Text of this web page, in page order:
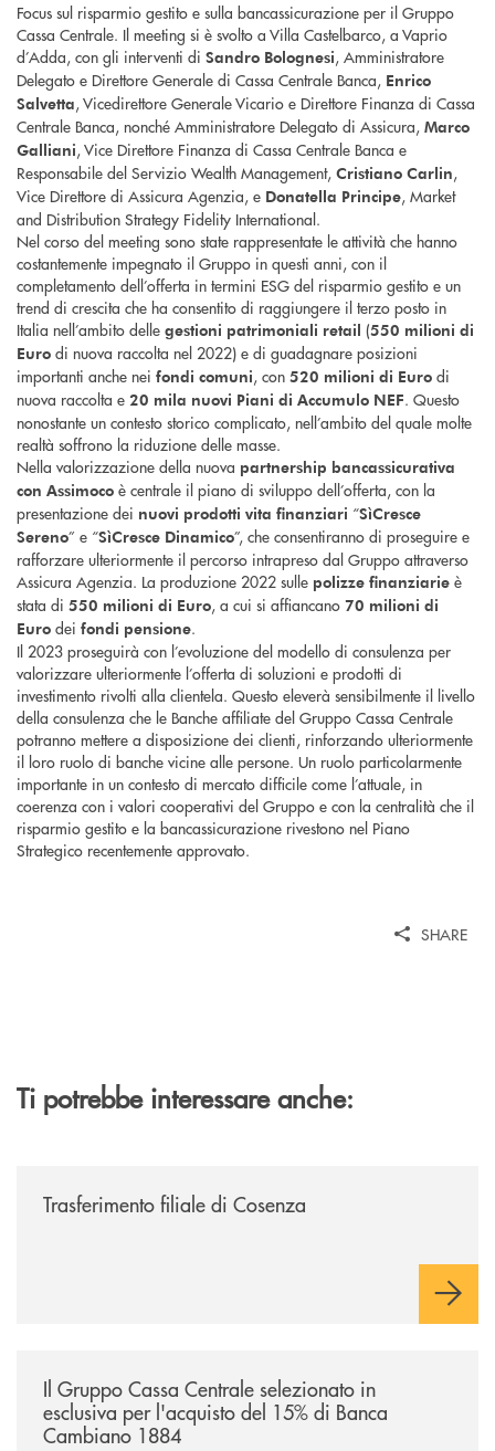
Focus sul risparmio gestito e sulla bancassicurazione per il Gruppo
Cassa Centrale. Il meeting si è svolto a Villa Castelbarco, a Vaprio
d’Adda, con gli interventi di Sandro Bolognesi, Amministratore
Delegato e Direttore Generale di Cassa Centrale Banca, Enrico
Salvetta, Vicedirettore Generale Vicario e Direttore Finanza di Cassa
Centrale Banca, nonché Amministratore Delegato di Assicura, Marco
Galliani, Vice Direttore Finanza di Cassa Centrale Banca e
Responsabile del Servizio Wealth Management, Cristiano Carlin,
Vice Direttore di Assicura Agenzia, e Donatella Principe, Market
and Distribution Strategy Fidelity International.
Nel corso del meeting sono state rappresentate le attività che hanno
costantemente impegnato il Gruppo in questi anni, con il
completamento dell’offerta in termini ESG del risparmio gestito e un
trend di crescita che ha consentito di raggiungere il terzo posto in
Italia nell’ambito delle gestioni patrimoniali retail (550 milioni di
Euro di nuova raccolta nel 2022) e di guadagnare posizioni
importanti anche nei fondi comuni, con 520 milioni di Euro di
nuova raccolta e 20 mila nuovi Piani di Accumulo NEF. Questo
nonostante un contesto storico complicato, nell’ambito del quale molte
realtà soffrono la riduzione delle masse.
Nella valorizzazione della nuova partnership bancassicurativa
con Assimoco è centrale il piano di sviluppo dell’offerta, con la
presentazione dei nuovi prodotti vita finanziari “SìCresce
Sereno” e “SìCresce Dinamico”, che consentiranno di proseguire e
rafforzare ulteriormente il percorso intrapreso dal Gruppo attraverso
Assicura Agenzia. La produzione 2022 sulle polizze finanziarie è
stata di 550 milioni di Euro, a cui si affiancano 70 milioni di
Euro dei fondi pensione.
Il 2023 proseguirà con l’evoluzione del modello di consulenza per
valorizzare ulteriormente l’offerta di soluzioni e prodotti di
investimento rivolti alla clientela. Questo eleverà sensibilmente il livello
della consulenza che le Banche affiliate del Gruppo Cassa Centrale
potranno mettere a disposizione dei clienti, rinforzando ulteriormente
il loro ruolo di banche vicine alle persone. Un ruolo particolarmente
importante in un contesto di mercato difficile come l’attuale, in
coerenza con i valori cooperativi del Gruppo e con la centralità che il
risparmio gestito e la bancassicurazione rivestono nel Piano
Strategico recentemente approvato.
SHARE
Ti potrebbe interessare anche:
Trasferimento filiale di Cosenza
Il Gruppo Cassa Centrale selezionato in
esclusiva per l'acquisto del 15% di Banca
Cambiano 1884